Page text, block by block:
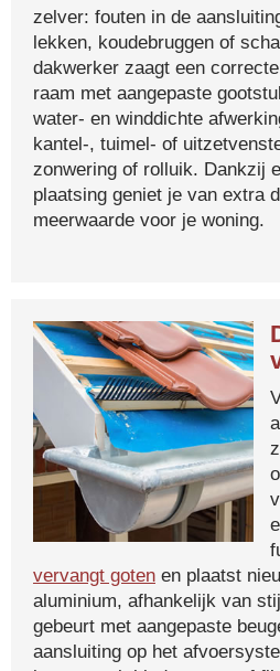
zelver: fouten in de
lekken, koudebruggen of
dakwerker zaagt een
raam met aangepaste
water- en winddichte
kantel-, tuimel- of
zonwering of rolluik. Dankzij
plaatsing geniet je van extra
meerwaarde voor je woning.
vervangt goten en plaatst
aluminium, afhankelijk van
gebeurt met aangepaste
aansluiting op het